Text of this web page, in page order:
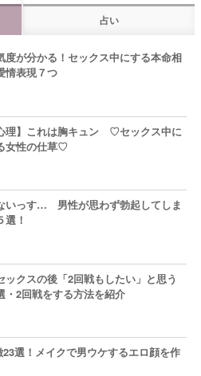
占い
度が分かる！セックス中にする本命相
情表現７つ
理】これは胸キュン ♡セックス中に
女性の仕草♡
いっす… 男性が思わず勃起してしま
選！
ックスの後「2回戦もしたい」と思う
・2回戦をする方法を紹介
23選！メイクで男ウケするエロ顔を作